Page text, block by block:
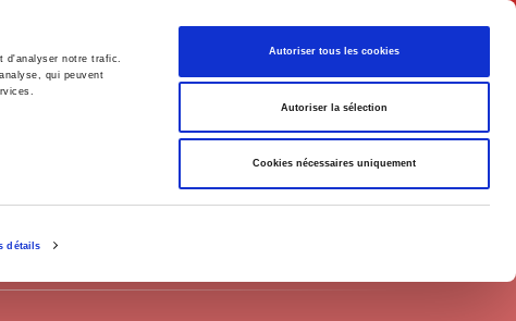
d'analyser notre trafic.
qui peuvent
détails
Autoriser tous les cookies
Autoriser la sélection
Cookies nécessaires uniquement
Français